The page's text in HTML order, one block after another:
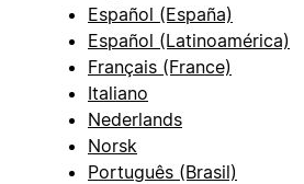
Español (España)
Español (Latinoamérica)
Français (France)
Italiano
Nederlands
Norsk
Português (Brasil)